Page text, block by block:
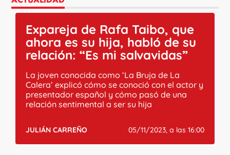
Expareja de Rafa Taibo, que
ahora es su hija, habló de su
relación: “Es mi salvavidas”
La joven conocida como ‘La Bruja de La
Calera’ explicó cómo se conoció con el actor y
presentador español y cómo pasó de una
relación sentimental a ser su hija
JULIÁN CARREÑO 05/11/2023, a las 16:00